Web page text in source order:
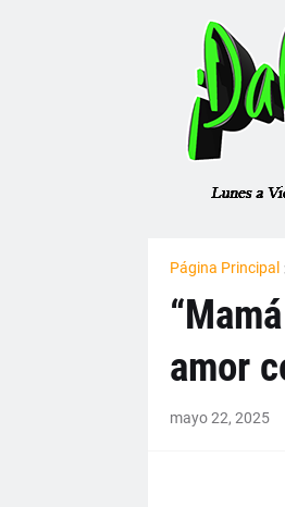
Página Principal
amor
mayo 22, 2025